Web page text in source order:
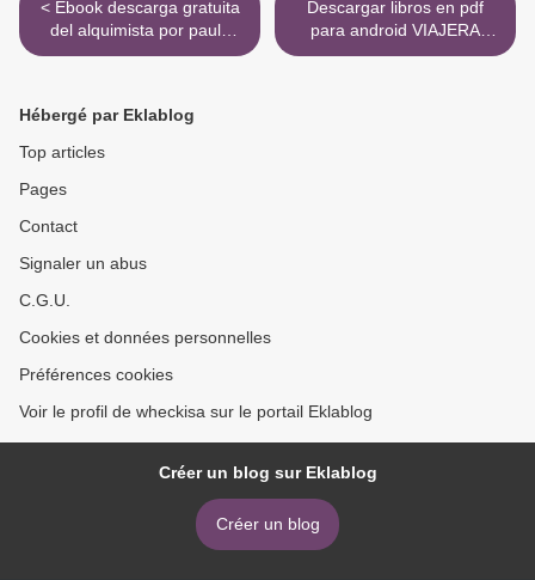
< Ebook descarga gratuita
del alquimista por paulo
coelho. TERRITORIO
española) CHM PDF
Descargar libros en pdf
para android VIAJERA
(SAGA OUTLANDER 3)
Hébergé par Eklablog
Top articles
Pages
Contact
Signaler un abus
C.G.U.
Cookies et données personnelles
Préférences cookies
Voir le profil de wheckisa sur le portail Eklablog
Créer un blog sur Eklablog
Créer un blog